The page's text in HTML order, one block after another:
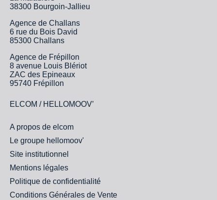
38300 Bourgoin-Jallieu
Agence de Challans
6 rue du Bois David
85300 Challans
Agence de Frépillon
8 avenue Louis Blériot
ZAC des Epineaux
95740 Frépillon
ELCOM / HELLOMOOV’
A propos de elcom
Le groupe hellomoov'
Site institutionnel
Mentions légales
Politique de confidentialité
Conditions Générales de Vente